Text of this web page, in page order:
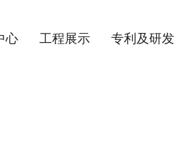
心 工程展示 专利及研发